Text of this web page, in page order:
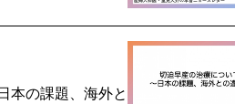
本の課題、海外と